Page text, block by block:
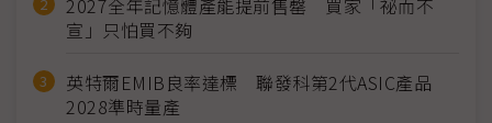
宣」只怕買不夠
英特爾EMIB良率達標 聯發科第2代ASIC產品
2028準時量產